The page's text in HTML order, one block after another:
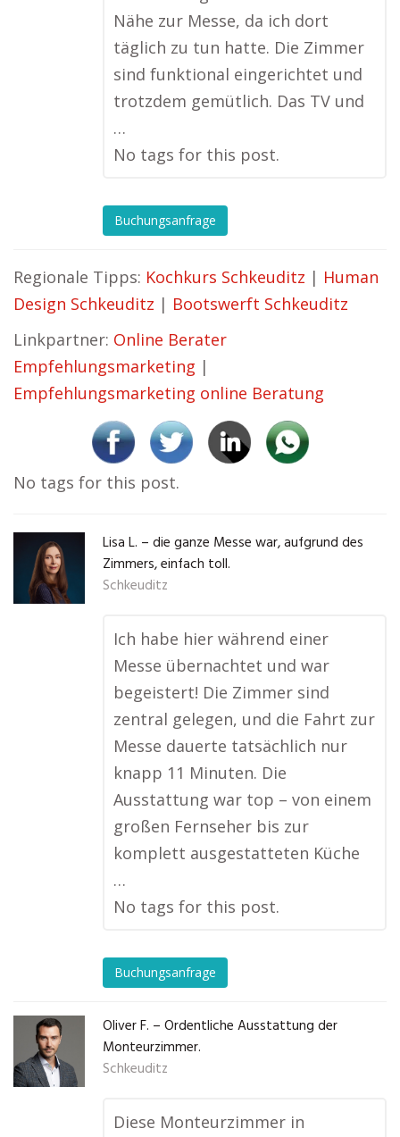
Nähe zur Messe, da ich dort
täglich zu tun hatte. Die Zimmer
sind funktional eingerichtet und
trotzdem gemütlich. Das TV und
…
No tags for this post.
Buchungsanfrage
Regionale Tipps: Kochkurs Schkeuditz | Human
Design Schkeuditz | Bootswerft Schkeuditz
Linkpartner: Online Berater
Empfehlungsmarketing |
Empfehlungsmarketing online Beratung
No tags for this post.
Lisa L. – die ganze Messe war, aufgrund des
Zimmers, einfach toll.
Schkeuditz
Ich habe hier während einer
Messe übernachtet und war
begeistert! Die Zimmer sind
zentral gelegen, und die Fahrt zur
Messe dauerte tatsächlich nur
knapp 11 Minuten. Die
Ausstattung war top – von einem
großen Fernseher bis zur
komplett ausgestatteten Küche
…
No tags for this post.
Buchungsanfrage
Oliver F. – Ordentliche Ausstattung der
Monteurzimmer.
Schkeuditz
Diese Monteurzimmer in